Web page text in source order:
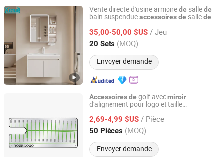
Vente directe d'usine armoirede sallede
bain suspendueaccessoiresde sallede
35,00-50,00 $US / Jeu
20 Sets (MOQ)
Envoyer demande
Guangdong Difan Kitchen and Bathroom Technology Co.,
Guangdong, China
Accessoiresde golf avecmiroir
d'alignement pour logo et taille
2,69-4,99 $US / Pièce
50 Pièces (MOQ)
Envoyer demande
Dongguan JT Sporting Goods Co., Ltd.
Guangdong, China Depuis 2025